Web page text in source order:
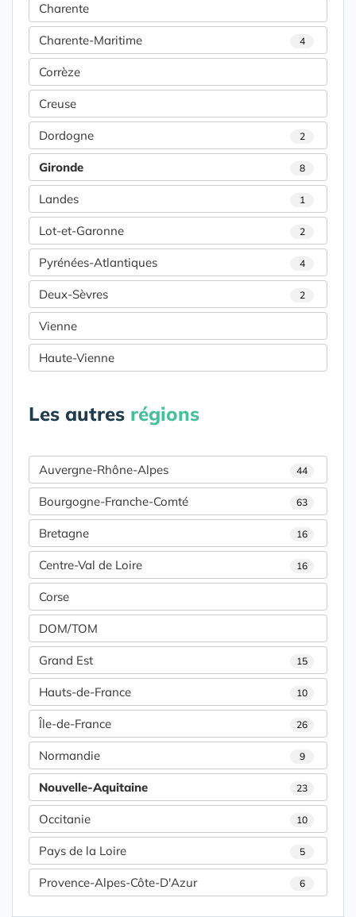
Charente
Charente-Maritime 4
Corrèze
Creuse
Dordogne 2
Gironde 8
Landes 1
Lot-et-Garonne 2
Pyrénées-Atlantiques 4
Deux-Sèvres 2
Vienne
Haute-Vienne
Les autres régions
Auvergne-Rhône-Alpes 44
Bourgogne-Franche-Comté 63
Bretagne 16
Centre-Val de Loire 16
Corse
DOM/TOM
Grand Est 15
Hauts-de-France 10
Île-de-France 26
Normandie 9
Nouvelle-Aquitaine 23
Occitanie 10
Pays de la Loire 5
Provence-Alpes-Côte-D'Azur 6